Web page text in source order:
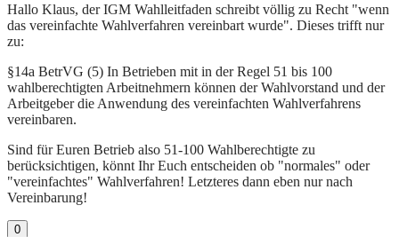
Hallo Klaus, der IGM Wahlleitfaden schreibt völlig zu Recht "wenn
das vereinfachte Wahlverfahren vereinbart wurde". Dieses trifft nur
zu:
§14a BetrVG (5) In Betrieben mit in der Regel 51 bis 100
wahlberechtigten Arbeitnehmern können der Wahlvorstand und der
Arbeitgeber die Anwendung des vereinfachten Wahlverfahrens
vereinbaren.
Sind für Euren Betrieb also 51-100 Wahlberechtigte zu
berücksichtigen, könnt Ihr Euch entscheiden ob "normales" oder
"vereinfachtes" Wahlverfahren! Letzteres dann eben nur nach
Vereinbarung!
0